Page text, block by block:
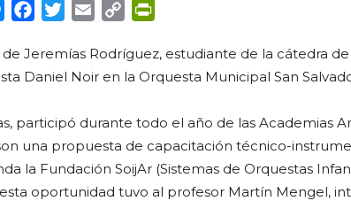
Messenger
FacebookTwitterEmail Copy
de Jeremías Rodríguez, estudiante de la cátedra
Daniel Noir en la Orquesta Municipal San
participó durante todo el año de las Academias
una propuesta de capacitación técnico-
la Fundación SoijAr (Sistemas de Orquestas
oportunidad tuvo al profesor Martín Mengel,